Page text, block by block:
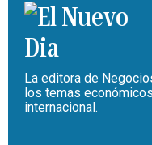
La editora de
los temas
internacional.